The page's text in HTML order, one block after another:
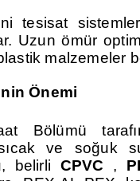
tesisat
Uzun ömür
malzemeler
Önemi
Bölümü
ve soğuk
belirli CPVC ,